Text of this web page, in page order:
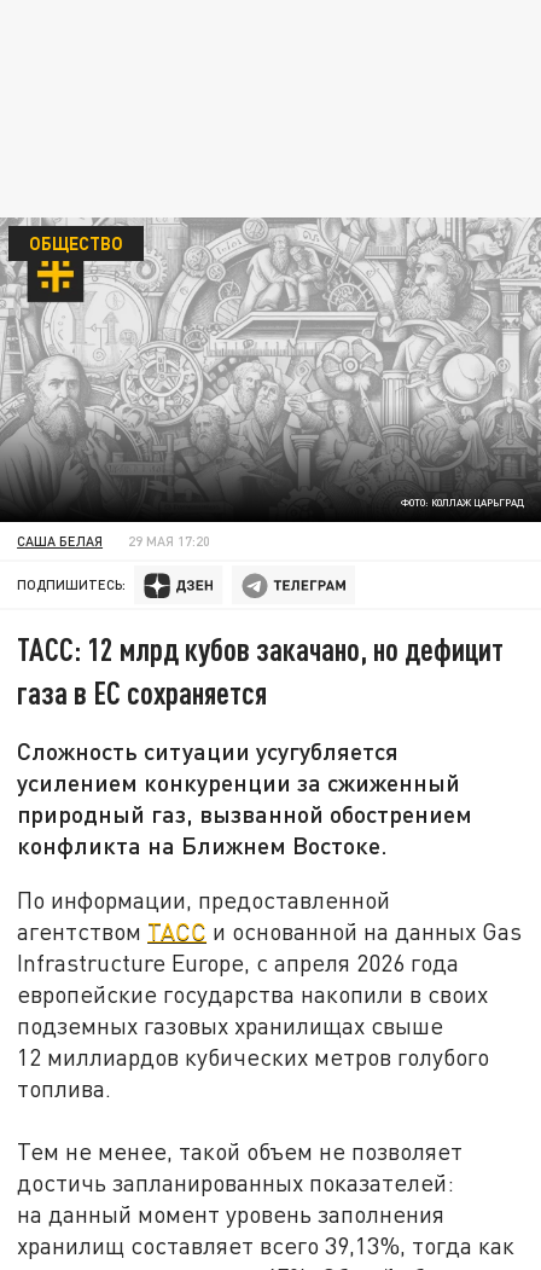
ФОТО: КОЛЛАЖ ЦАРЬГРАД
ОБЩЕСТВО
САША БЕЛАЯ 29 МАЯ 17:20
ПОДПИШИТЕСЬ:
ТАСС: 12 млрд кубов закачано, но дефицит
газа в ЕС сохраняется
Сложность ситуации усугубляется
усилением конкуренции за сжиженный
природный газ, вызванной обострением
конфликта на Ближнем Востоке.
По информации, предоставленной
агентством ТАСС и основанной на данных Gas
Infrastructure Europe, с апреля 2026 года
европейские государства накопили в своих
подземных газовых хранилищах свыше
12 миллиардов кубических метров голубого
топлива.
Тем не менее, такой объем не позволяет
достичь запланированных показателей:
на данный момент уровень заполнения
хранилищ составляет всего 39,13%, тогда как